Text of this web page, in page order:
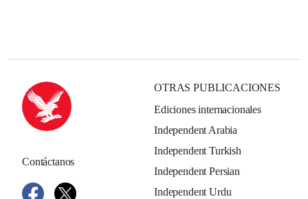
Contáctanos
OTRAS PUBLICACIONES
Ediciones internacionales
Independent Arabia
Independent Turkish
Independent Persian
Independent Urdu